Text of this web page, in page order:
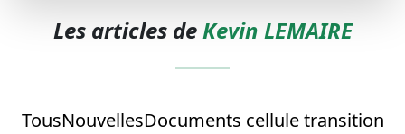
Les articles deKevin LEMAIRE
TousNouvellesDocuments cellule transition